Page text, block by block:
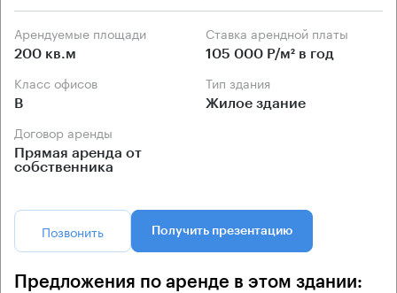
Арендуемые площади
200 кв.м
Ставка арендной платы
105 000 Р/м² в год
Класс офисов
B
Тип здания
Жилое здание
Договор аренды
Прямая аренда от
собственника
Позвонить Получить презентацию
Предложения по аренде в этом здании: